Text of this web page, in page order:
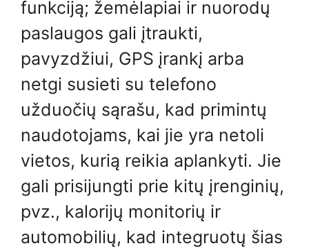
funkciją; žemėlapiai ir nuorodų
paslaugos gali įtraukti,
pavyzdžiui, GPS įrankį arba
netgi susieti su telefono
užduočių sąrašu, kad primintų
naudotojams, kai jie yra netoli
vietos, kurią reikia aplankyti. Jie
gali prisijungti prie kitų įrenginių,
pvz., kalorijų monitorių ir
automobilių, kad integruotų šias